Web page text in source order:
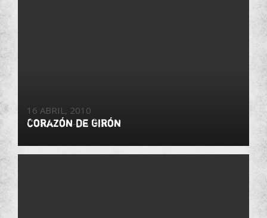
16 ABRIL, 2010
Corazón de Girón